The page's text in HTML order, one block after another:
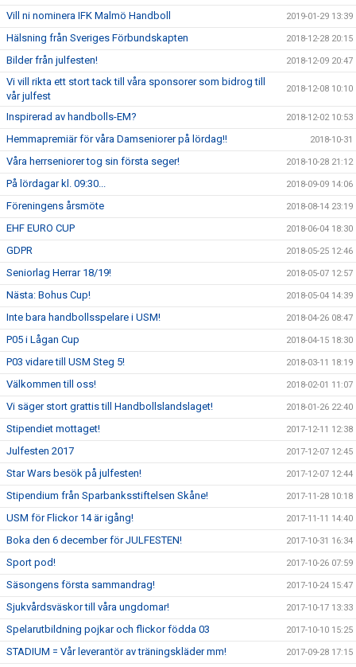
Vill ni nominera IFK Malmö Handboll 2019-01-29 13:39
Hälsning från Sveriges Förbundskapten 2018-12-28 20:15
Bilder från julfesten! 2018-12-09 20:47
Vi vill rikta ett stort tack till våra sponsorer som bidrog till
vår julfest
2018-12-08 10:10
Inspirerad av handbolls-EM? 2018-12-02 10:53
Hemmapremiär för våra Damseniorer på lördag!! 2018-10-31
Våra herrseniorer tog sin första seger! 2018-10-28 21:12
På lördagar kl. 09:30... 2018-09-09 14:06
Föreningens årsmöte 2018-08-14 23:19
EHF EURO CUP 2018-06-04 18:30
GDPR 2018-05-25 12:46
Seniorlag Herrar 18/19! 2018-05-07 12:57
Nästa: Bohus Cup! 2018-05-04 14:39
Inte bara handbollsspelare i USM! 2018-04-26 08:47
P05 i Lågan Cup 2018-04-15 18:30
P03 vidare till USM Steg 5! 2018-03-11 18:19
Välkommen till oss! 2018-02-01 11:07
Vi säger stort grattis till Handbollslandslaget! 2018-01-26 22:40
Stipendiet mottaget! 2017-12-11 12:38
Julfesten 2017 2017-12-07 12:45
Star Wars besök på julfesten! 2017-12-07 12:44
Stipendium från Sparbanksstiftelsen Skåne! 2017-11-28 10:18
USM för Flickor 14 är igång! 2017-11-11 14:40
Boka den 6 december för JULFESTEN! 2017-10-31 16:34
Sport pod! 2017-10-26 07:59
Säsongens första sammandrag! 2017-10-24 15:47
Sjukvårdsväskor till våra ungdomar! 2017-10-17 13:33
Spelarutbildning pojkar och flickor födda 03 2017-10-10 15:25
STADIUM = Vår leverantör av träningskläder mm! 2017-09-28 17:15